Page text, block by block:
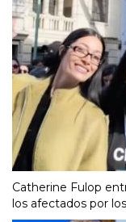
Catherine Fulop
los afectados por